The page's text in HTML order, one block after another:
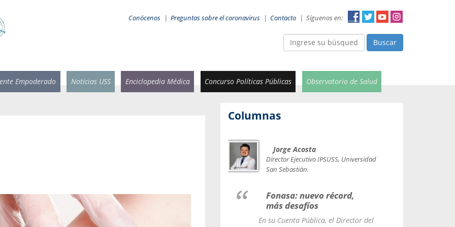
Conócenos | Preguntas sobre el coronavirus | Contacto | Síguenos en:
Buscar
Empoderado Noticias USS Enciclopedia Médica Concurso Políticas Públicas Observatorio de Salud
Columnas
de
cuando
se
¿Cuándo será urgente la
salud bucal?
En Chile, nadie muere de caries ni de
Jorge Acosta
Director Ejecutivo IPSUSS, Universidad
San Sebastián.
Fonasa: nuevo récord,
más desafíos
En su Cuenta Pública, el Director del